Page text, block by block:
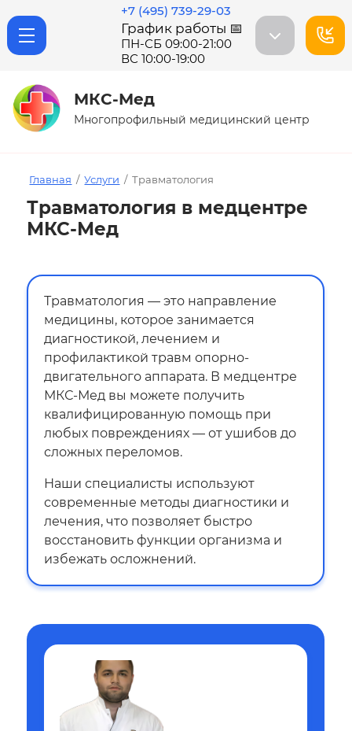
МКС-Мед
Многопрофильный медицинский центр
+7 (495) 739-29-03
График работы 📅
ПН-СБ 09:00-21:00
ВС 10:00-19:00
Главная / Услуги / Травматология
Травматология в медцентре
МКС-Мед
Травматология — это направление
медицины, которое занимается
диагностикой, лечением и
профилактикой травм опорно-
двигательного аппарата. В медцентре
МКС-Мед вы можете получить
квалифицированную помощь при
любых повреждениях — от ушибов до
сложных переломов.
Наши специалисты используют
современные методы диагностики и
лечения, что позволяет быстро
восстановить функции организма и
избежать осложнений.